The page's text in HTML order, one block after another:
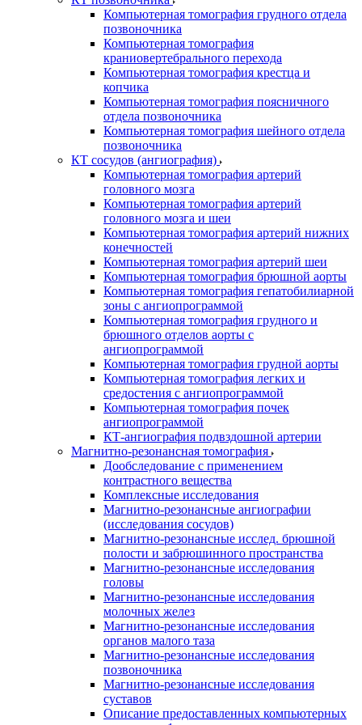
Компьютерная томография грудного отдела
позвоночника
Компьютерная томография
краниовертебрального перехода
Компьютерная томография крестца и
копчика
Компьютерная томография поясничного
отдела позвоночника
Компьютерная томография шейного отдела
позвоночника
КТ сосудов (ангиография)
Компьютерная томография артерий
головного мозга
Компьютерная томография артерий
головного мозга и шеи
Компьютерная томография артерий нижних
конечностей
Компьютерная томография артерий шеи
Компьютерная томография брюшной аорты
Компьютерная томография гепатобилиарной
зоны с ангиопрограммой
Компьютерная томография грудного и
брюшного отделов аорты с
ангиопрограммой
Компьютерная томография грудной аорты
Компьютерная томография легких и
средостения с ангиопрограммой
Компьютерная томография почек
ангиопрограммой
КТ-ангиография подвздошной артерии
Магнитно-резонансная томография
Дообследование с применением
контрастного вещества
Комплексные исследования
Магнитно-резонансные ангиографии
(исследования сосудов)
Магнитно-резонансные исслед. брюшной
полости и забрюшинного пространства
Магнитно-резонансные исследования
головы
Магнитно-резонансные исследования
молочных желез
Магнитно-резонансные исследования
органов малого таза
Магнитно-резонансные исследования
позвоночника
Магнитно-резонансные исследования
суставов
Описание предоставленных компьютерных